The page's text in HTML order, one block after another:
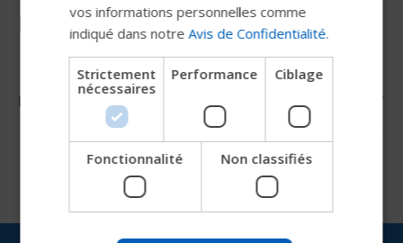
Ressources
Brochures
Brochures
Brochure mo-Vis
Essayez notre nouveau guide
Permobil
Nous testons un moyen plus rapide d'explorer les
NORWEGIAN
CHINESE (SIMPLIFIED)
SPANISH
vos informations personnelles comme
indiqué dans notreAvis de Confidentialité.
Strictement
nécessaires
Performance Ciblage
Fonctionnalité Non classifiés